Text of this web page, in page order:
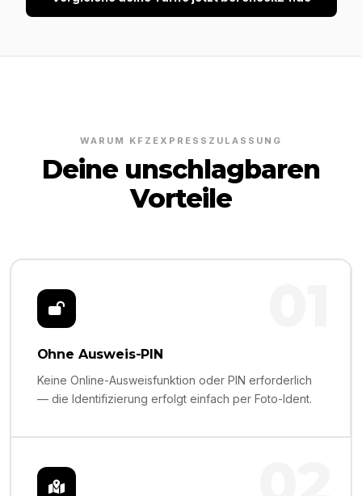
WARUM KFZEXPRESSZULASSUNG
Deine unschlagbaren
Vorteile
Ohne Ausweis-PIN
Keine Online-Ausweisfunktion oder PIN erforderlich
— die Identifizierung erfolgt einfach per Foto-Ident.